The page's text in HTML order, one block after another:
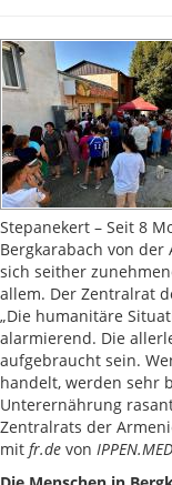
Stepanekert – Seit 8
Bergkarabach von
sich seither
allem. Der Zentralrat
„Die humanitäre
alarmierend. Die
aufgebraucht sein.
handelt, werden sehr
Unterernährung
Zentralrats der
mit fr.de von